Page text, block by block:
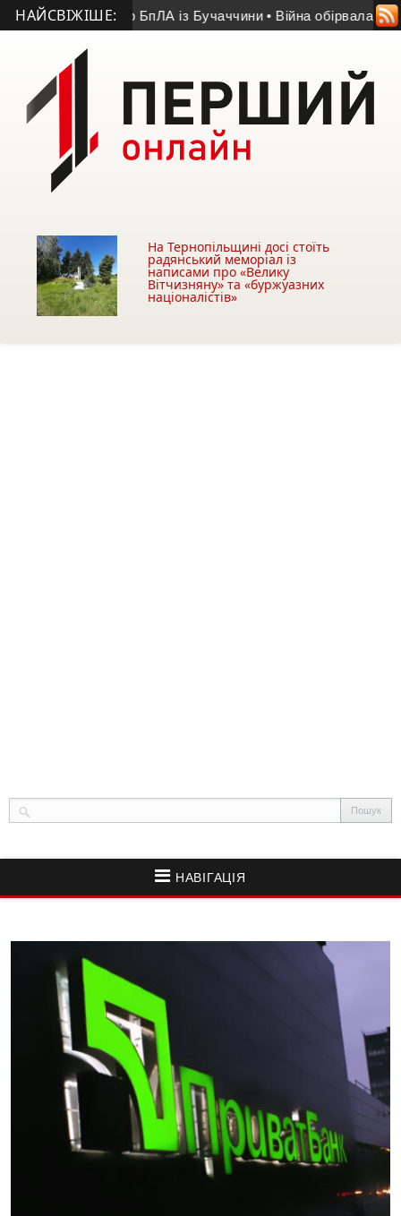
НАЙСВІЖІШЕ:
оператор БпЛА із Бучаччини • Війна обірвала життя
На Тернопільщині досі стоїть
радянський меморіал із
написами про «Велику
Вітчизняну» та «буржуазних
націоналістів»
НАВІГАЦІЯ